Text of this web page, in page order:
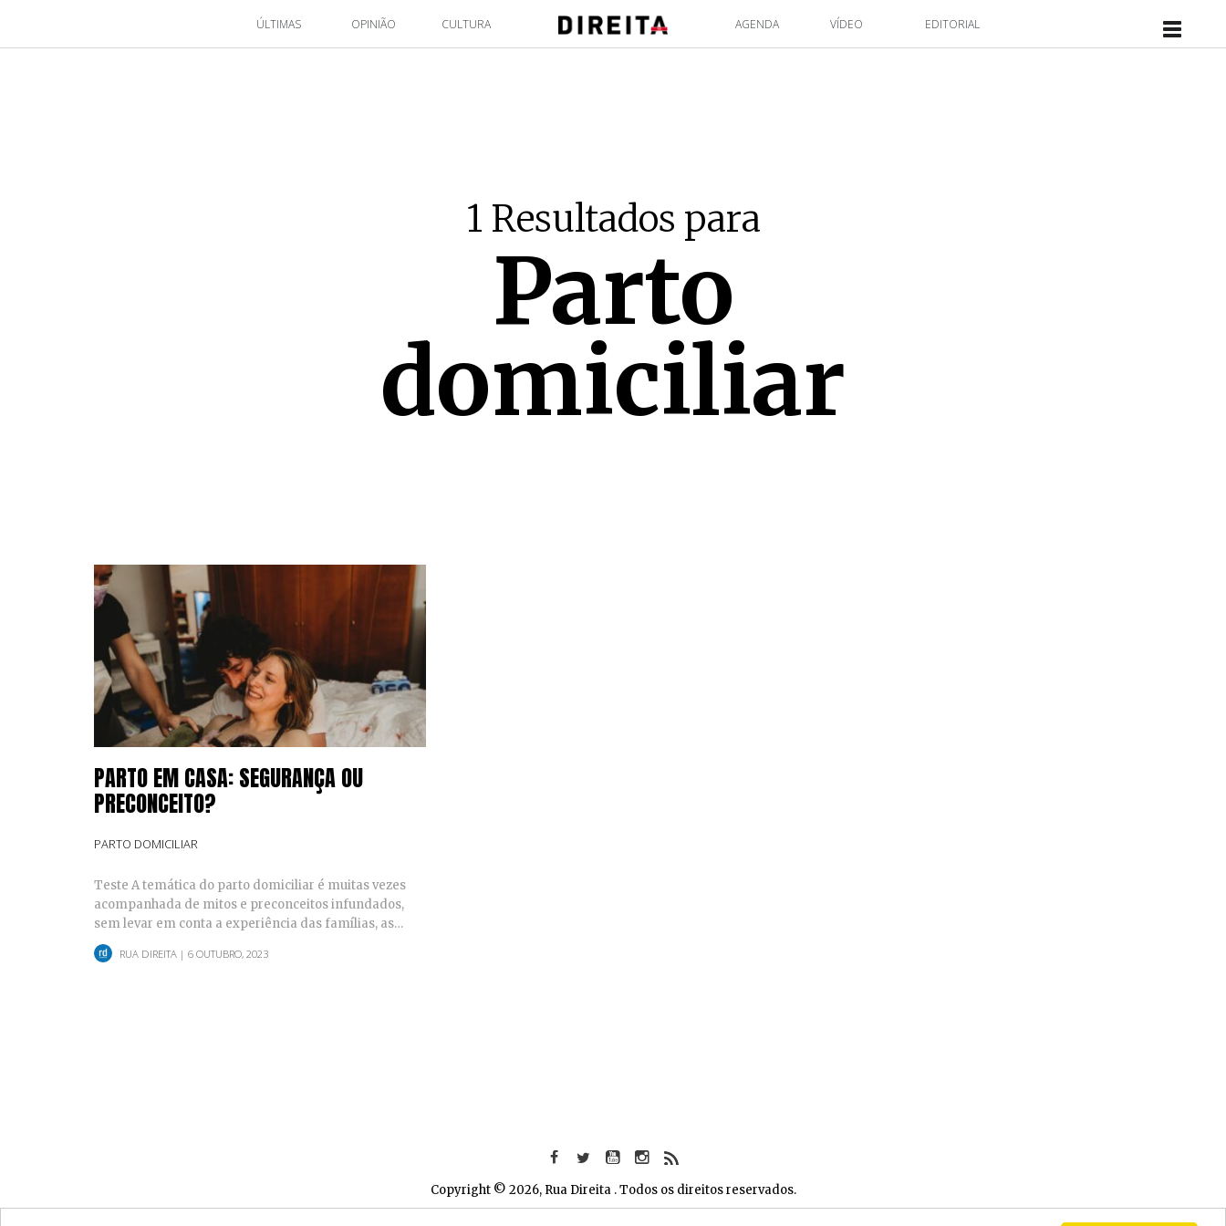
ÚLTIMAS OPINIÃO CULTURA AGENDA VÍDEO EDITORIAL
1 Resultados para
Parto
domiciliar
PARTO EM CASA: SEGURANÇA OU
PRECONCEITO?
PARTO DOMICILIAR
Teste A temática do parto domiciliar é muitas vezes
acompanhada de mitos e preconceitos infundados,
sem levar em conta a experiência das famílias, as…
RUA DIREITA| 6 OUTUBRO, 2023
Copyright © 2026, Rua Direita . Todos os direitos reservados.